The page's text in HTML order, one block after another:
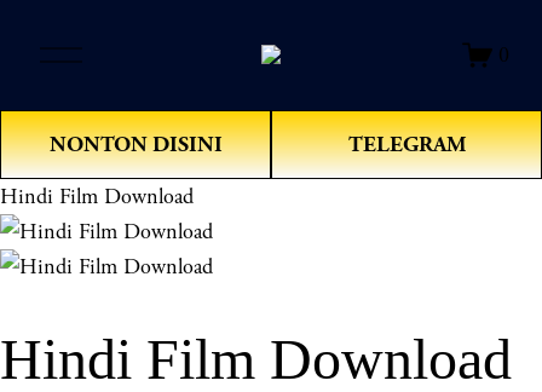
e
n
M
e
u
0
NONTON DISINI TELEGRAM
Hindi Film Download
Hindi Film Download